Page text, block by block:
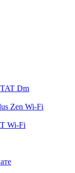
Dm
Zen Wi-Fi
Wi-Fi